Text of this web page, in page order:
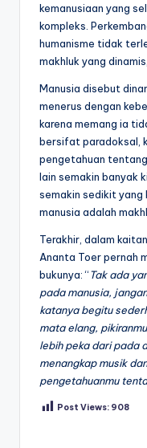
kemanusiaan yang
kompleks.
humanisme tidak
makhluk yang
Manusia disebut
menerus dengan
karena memang ia
bersifat paradoksal,
pengetahuan
lain semakin banyak
semakin sedikit yang
manusia adalah
Terakhir, dalam
Ananta Toer pernah
bukunya: “Tak ada
pada manusia,
katanya begitu
mata elang,
lebih peka dari pada
menangkap musik
pengetahuanmu
Post Views: 908